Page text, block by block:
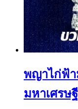
พญาไก่ฟ้า
มหาเศรษ